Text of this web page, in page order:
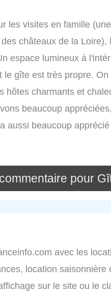
les visites en famille
châteaux de la
espace lumineux à
le gîte est très propre.
hôtes charmants et
beaucoup
aussi beaucoup
pour
avec les
location
sur le site ou le